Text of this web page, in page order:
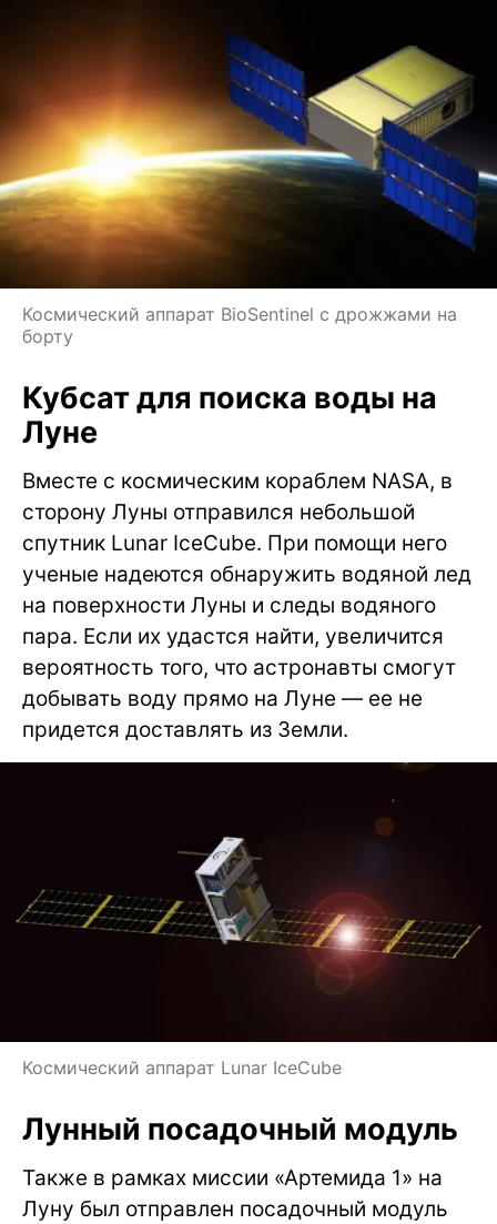
Космический аппарат BioSentinel с дрожжами на
борту
Кубсат для поиска воды на
Луне
Вместе с космическим кораблем NASA, в
сторону Луны отправился небольшой
спутник Lunar IceCube. При помощи него
ученые надеются обнаружить водяной лед
на поверхности Луны и следы водяного
пара. Если их удастся найти, увеличится
вероятность того, что астронавты смогут
добывать воду прямо на Луне — ее не
придется доставлять из Земли.
Космический аппарат Lunar IceCube
Лунный посадочный модуль
Также в рамках миссии «Артемида 1» на
Луну был отправлен посадочный модуль